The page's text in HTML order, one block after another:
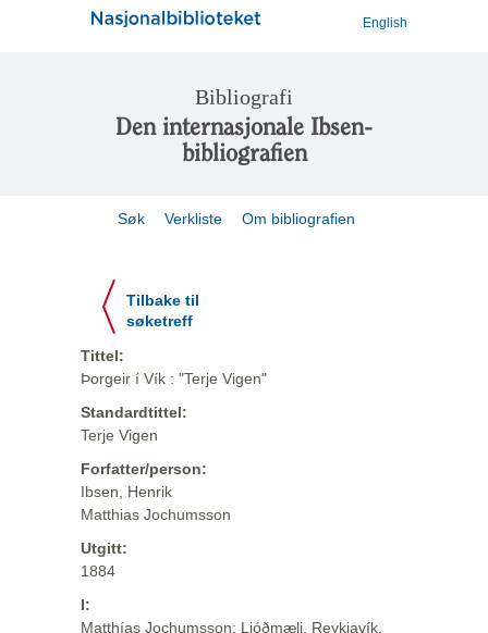
English
Bibliografi
Den internasjonale Ibsen-
bibliografien
Søk Verkliste Om bibliografien
Tilbake til
søketreff
Tittel:
Þorgeir í Vík : "Terje Vigen"
Standardtittel:
Terje Vigen
Forfatter/person:
Ibsen, Henrik
Matthias Jochumsson
Utgitt:
1884
I:
Matthías Jochumsson: Ljóðmæli, Reykjavík,